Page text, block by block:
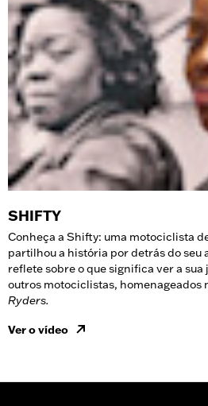
SHIFTY
Conheça a Shifty: uma motociclista
partilhou a história por detrás do seu
reflete sobre o que significa ver a sua
outros motociclistas, homenageados
Ryders.
Ver o vídeo